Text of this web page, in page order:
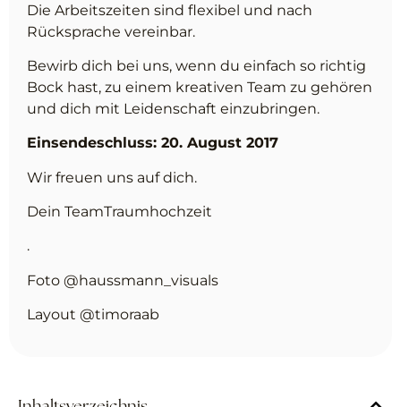
Die Arbeitszeiten sind flexibel und nach
Rücksprache vereinbar.
Bewirb dich bei uns, wenn du einfach so richtig
Bock hast, zu einem kreativen Team zu gehören
und dich mit Leidenschaft einzubringen.
Einsendeschluss: 20. August 2017
Wir freuen uns auf dich.
Dein TeamTraumhochzeit
.
Foto @haussmann_visuals
Layout @timoraab